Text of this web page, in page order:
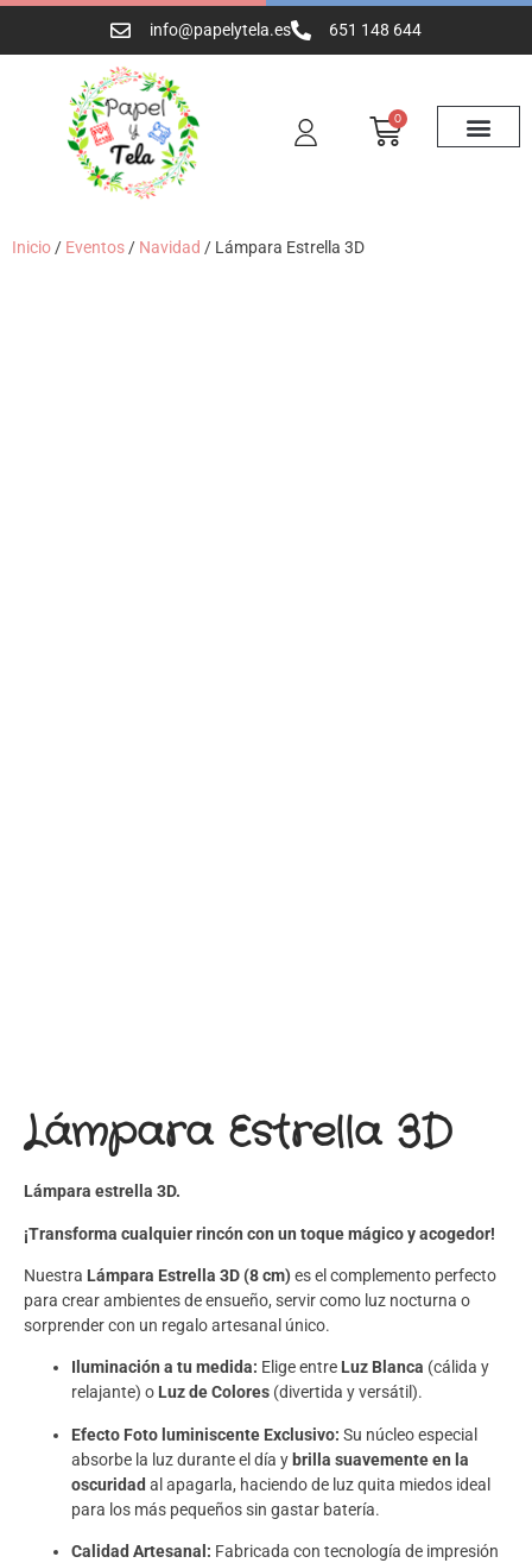
info@papelytela.es 651 148 644
0
Inicio / Eventos / Navidad / Lámpara Estrella 3D
Lámpara Estrella 3D
Lámpara estrella 3D.
¡Transforma cualquier rincón con un toque mágico y acogedor!
Nuestra Lámpara Estrella 3D (8 cm)es el complemento perfecto
para crear ambientes de ensueño, servir como luz nocturna o
sorprender con un regalo artesanal único.
Iluminación a tu medida: Elige entre Luz Blanca (cálida y
relajante) o Luz de Colores (divertida y versátil).
Efecto Foto luminiscente Exclusivo: Su núcleo especial
absorbe la luz durante el día y brilla suavemente en la
oscuridad al apagarla, haciendo de luz quita miedos ideal
para los más pequeños sin gastar batería.
Calidad Artesanal: Fabricada con tecnología de impresión